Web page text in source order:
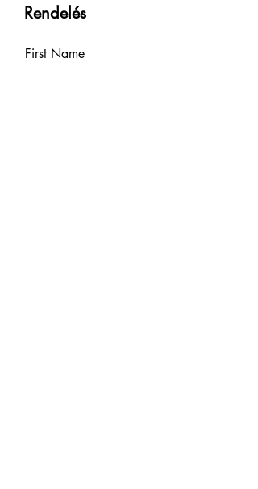
Rendelés
First Name